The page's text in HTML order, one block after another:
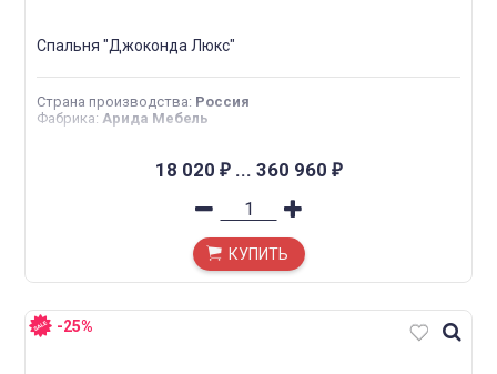
Спальня "Джоконда Люкс"
Страна производства: Россия
Фабрика: Арида Мебель
18 020 ₽... 360 960 ₽
КУПИТЬ
-25%